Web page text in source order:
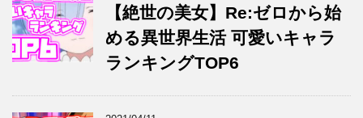
【絶世の美女】Re:ゼロから始
める異世界生活 可愛いキャラ
ランキングTOP6